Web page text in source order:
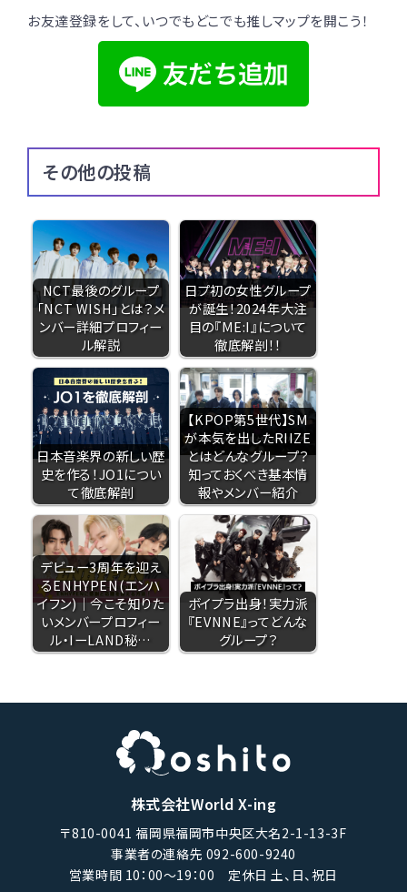
お友達登録をして、いつでもどこでも推しマップを開こう！
その他の投稿
NCT最後のグループ
「NCT WISH」とは？メ
ンバー詳細プロフィー
ル解説
日プ初の女性グループ
が誕生！2024年大注
目の『ME:I』について
徹底解剖！！
日本音楽界の新しい歴
史を作る！JO1につい
て徹底解剖
【KPOP第5世代】SM
が本気を出したRIIZE
とはどんなグループ？
知っておくべき基本情
報やメンバー紹介
デビュー3周年を迎え
るENHYPEN(エンハ
イフン)｜今こそ知りた
いメンバープロフィー
ル・IーLAND秘…
ボイプラ出身！実力派
『EVNNE』ってどんな
グループ？
株式会社World X-ing
〒810-0041 福岡県福岡市中央区大名2-1-13-3F
事業者の連絡先 092-600-9240
営業時間 10：00〜19：00 定休日 土、日、祝日